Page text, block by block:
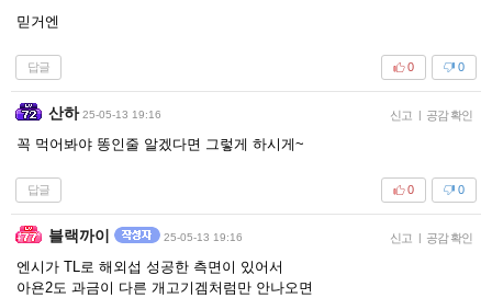
믿거엔
답글 0
0
산하 25-05-13 19:16 신고 | 공감 확인
꼭 먹어봐야 똥인줄 알겠다면 그렇게 하시게~
답글 0
0
블랙까이 25-05-13 19:16 신고 | 공감 확인
엔시가 TL로 해외섭 성공한 측면이 있어서
아욘2도 과금이 다른 개고기겜처럼만 안나오면